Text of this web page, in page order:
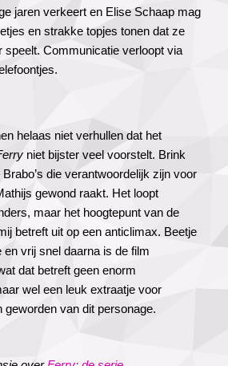
jaren verkeert en Elise Schaap mag
en strakke topjes tonen dat ze
speelt. Communicatie verloopt via
helaas niet verhullen dat het
niet bijster veel voorstelt. Brink
die verantwoordelijk zijn voor
gewond raakt. Het loopt
maar het hoogtepunt van de
betreft uit op een anticlimax. Beetje
en vrij snel daarna is de film
dat betreft geen enorm
wel een leuk extraatje voor
geworden van dit personage.